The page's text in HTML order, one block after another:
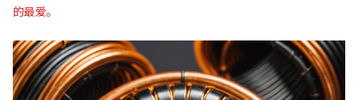
的最爱。